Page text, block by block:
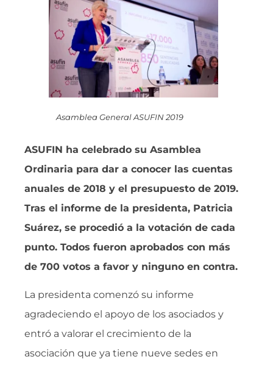
Asamblea General ASUFIN 2019
ASUFIN ha celebrado su Asamblea
Ordinaria para dar a conocer las cuentas
anuales de 2018 y el presupuesto de 2019.
Tras el informe de la presidenta, Patricia
Suárez, se procedió a la votación de cada
punto. Todos fueron aprobados con más
de 700 votos a favor y ninguno en contra.
La presidenta comenzó su informe
agradeciendo el apoyo de los asociados y
entró a valorar el crecimiento de la
asociación que ya tiene nueve sedes en